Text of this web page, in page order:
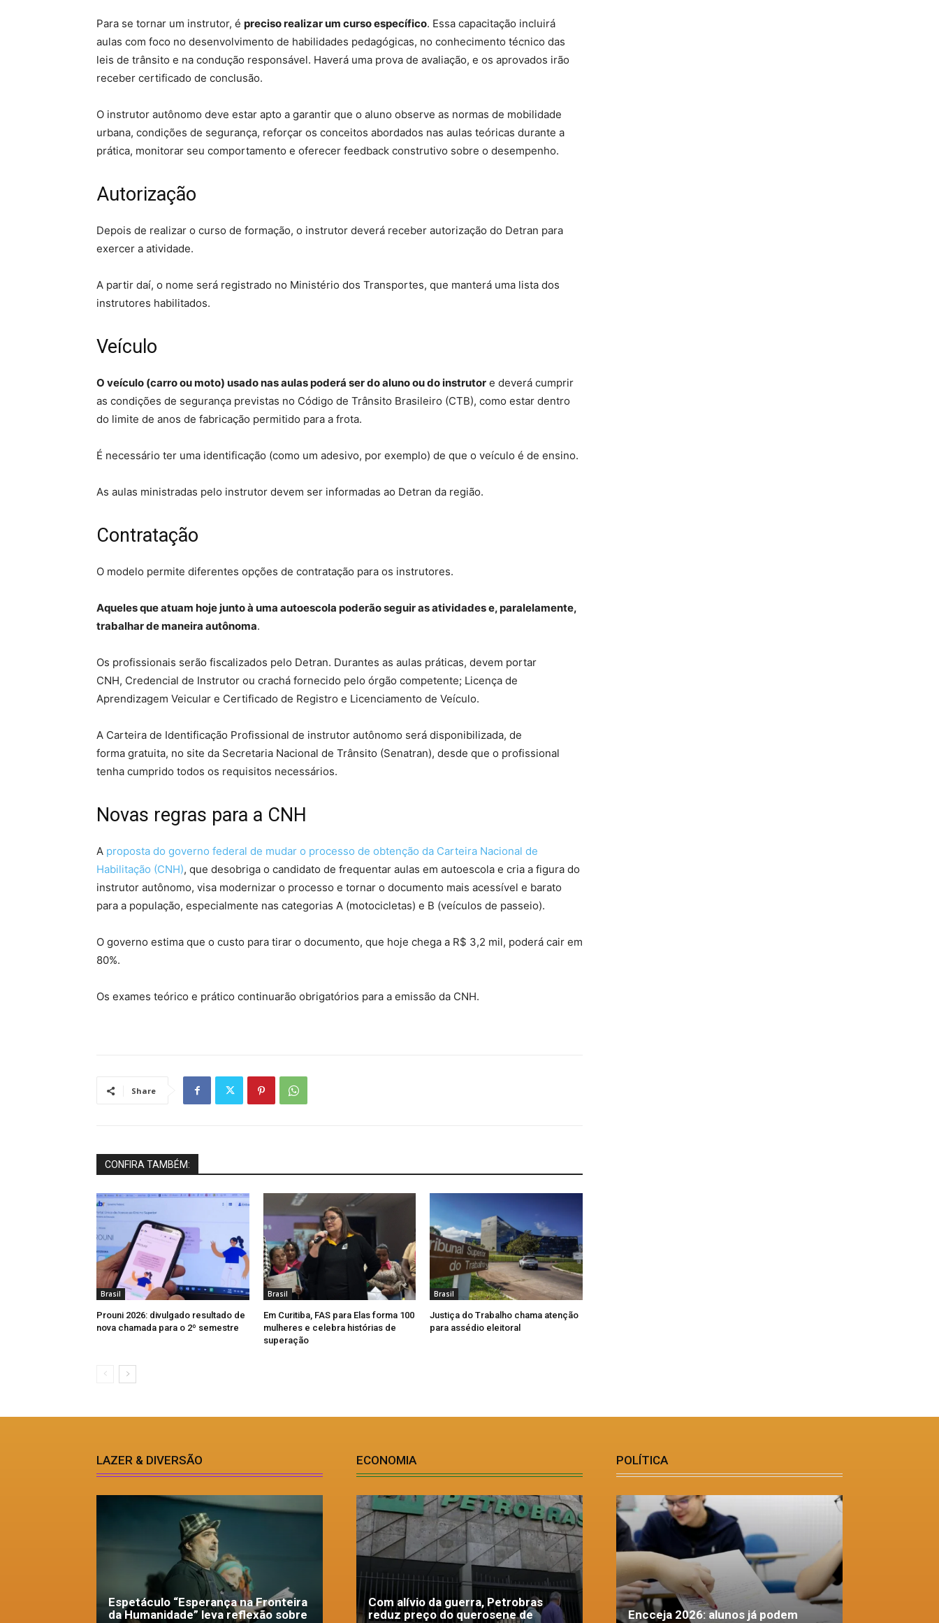
Para se tornar um instrutor, é preciso realizar um curso específico. Essa capacitação incluirá
aulas com foco no desenvolvimento de habilidades pedagógicas, no conhecimento técnico das
leis de trânsito e na condução responsável. Haverá uma prova de avaliação, e os aprovados irão
receber certificado de conclusão.
O instrutor autônomo deve estar apto a garantir que o aluno observe as normas de mobilidade
urbana, condições de segurança, reforçar os conceitos abordados nas aulas teóricas durante a
prática, monitorar seu comportamento e oferecer feedback construtivo sobre o desempenho.
Autorização
Depois de realizar o curso de formação, o instrutor deverá receber autorização do Detran para
exercer a atividade.
A partir daí, o nome será registrado no Ministério dos Transportes, que manterá uma lista dos
instrutores habilitados.
Veículo
O veículo (carro ou moto) usado nas aulas poderá ser do aluno ou do instrutor e deverá cumprir
as condições de segurança previstas no Código de Trânsito Brasileiro (CTB), como estar dentro
do limite de anos de fabricação permitido para a frota.
É necessário ter uma identificação (como um adesivo, por exemplo) de que o veículo é de ensino.
As aulas ministradas pelo instrutor devem ser informadas ao Detran da região.
Contratação
O modelo permite diferentes opções de contratação para os instrutores.
Aqueles que atuam hoje junto à uma autoescola poderão seguir as atividades e, paralelamente,
trabalhar de maneira autônoma.
Os profissionais serão fiscalizados pelo Detran. Durantes as aulas práticas, devem portar
CNH, Credencial de Instrutor ou crachá fornecido pelo órgão competente; Licença de
Aprendizagem Veicular e Certificado de Registro e Licenciamento de Veículo.
A Carteira de Identificação Profissional de instrutor autônomo será disponibilizada, de
forma gratuita, no site da Secretaria Nacional de Trânsito (Senatran), desde que o profissional
tenha cumprido todos os requisitos necessários.
Novas regras para a CNH
A proposta do governo federal de mudar o processo de obtenção da Carteira Nacional de
Habilitação (CNH), que desobriga o candidato de frequentar aulas em autoescola e cria a figura do
instrutor autônomo, visa modernizar o processo e tornar o documento mais acessível e barato
para a população, especialmente nas categorias A (motocicletas) e B (veículos de passeio).
O governo estima que o custo para tirar o documento, que hoje chega a R$ 3,2 mil, poderá cair em
80%.
Os exames teórico e prático continuarão obrigatórios para a emissão da CNH.
Share
CONFIRA TAMBÉM:
Brasil
Prouni 2026: divulgado resultado de
nova chamada para o 2º semestre
Brasil
Em Curitiba, FAS para Elas forma 100
mulheres e celebra histórias de
superação
Brasil
Justiça do Trabalho chama atenção
para assédio eleitoral
LAZER & DIVERSÃO
Espetáculo “Esperança na Fronteira
da Humanidade” leva reflexão sobre
ECONOMIA
Com alívio da guerra, Petrobras
reduz preço do querosene de
POLÍTICA
Encceja 2026: alunos já podem